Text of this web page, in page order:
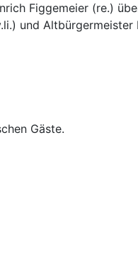
Figgemeier (re.)
und Altbürgermeister
Gäste.